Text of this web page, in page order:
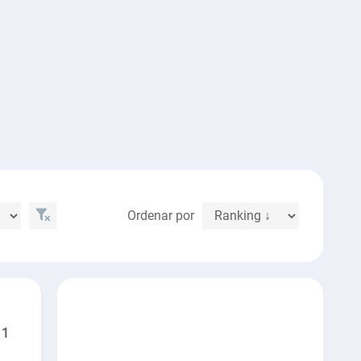
Ordenar por
1